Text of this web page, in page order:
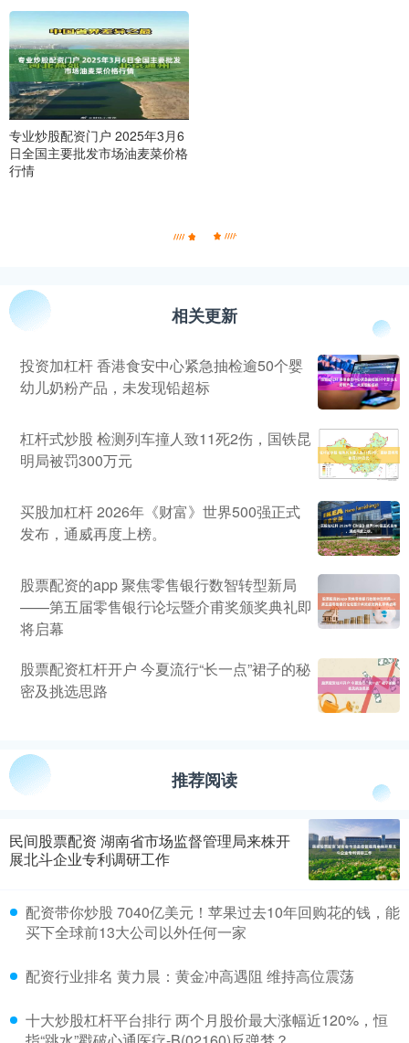
专业炒股配资门户 2025年3月6
日全国主要批发市场油麦菜价格
行情
相关更新
投资加杠杆 香港食安中心紧急抽检逾50个婴
幼儿奶粉产品，未发现铅超标
杠杆式炒股 检测列车撞人致11死2伤，国铁昆
明局被罚300万元
买股加杠杆 2026年《财富》世界500强正式
发布，通威再度上榜。
股票配资的app 聚焦零售银行数智转型新局
——第五届零售银行论坛暨介甫奖颁奖典礼即
将启幕
股票配资杠杆开户 今夏流行“长一点”裙子的秘
密及挑选思路
推荐阅读
民间股票配资 湖南省市场监督管理局来株开
展北斗企业专利调研工作
配资带你炒股 7040亿美元！苹果过去10年回购花的钱，能
买下全球前13大公司以外任何一家
配资行业排名 黄力晨：黄金冲高遇阻 维持高位震荡
十大炒股杠杆平台排行 两个月股价最大涨幅近120%，恒